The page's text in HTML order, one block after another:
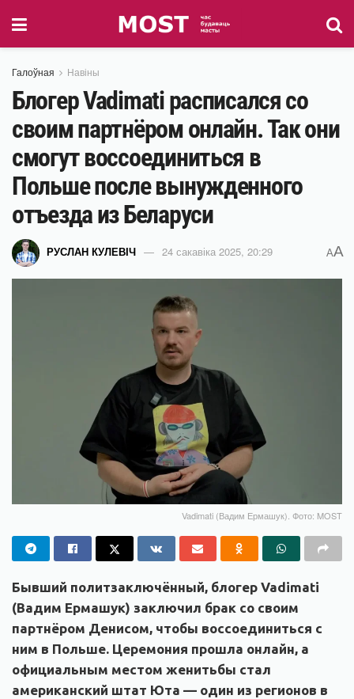
Галоўная Навіны
Блогер Vadimati расписался со
своим партнёром онлайн. Так они
смогут воссоединиться в
Польше после вынужденного
отъезда из Беларуси
РУСЛАН КУЛЕВІЧ 24 сакавіка 2025, 20:29 AA
Vadimati (Вадим Ермашук). Фото: MOST
Бывший политзаключённый, блогер Vadimati
(Вадим Ермашук) заключил брак со своим
партнёром Денисом, чтобы воссоединиться с
ним в Польше. Церемония прошла онлайн, а
официальным местом женитьбы стал
американский штат Юта — один из регионов в